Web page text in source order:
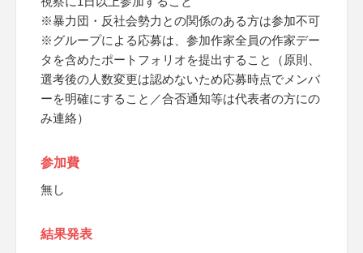
※暴力団・反社会勢力との関係のある方は参加不可
※グループによる応募は、参加作家全員の作家デー
タを含めたポートフォリオを提出すること（原則、
選考後の人数変更は認めないため応募時点でメンバ
ーを明確にすること／合否通知等は代表者の方にの
み連絡）
参加費
無し
結果発表